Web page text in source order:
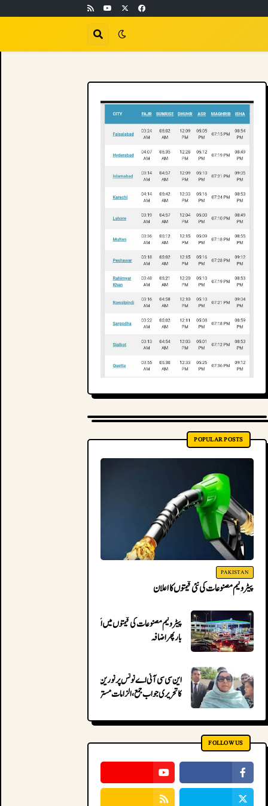
POPULAR POSTS
PAKISTAN
پیٹرولیم مصنوعات کی نئی قیمتوں کا اعلان
پیٹرولیم مصنوعات کی قیمتوں میں ایک
بار پھر اضافہ
این سی سی آئی اے نوٹس پر نورین نیازی
کا تحریری جواب جمع، الزامات مسترد
FOLLOW US